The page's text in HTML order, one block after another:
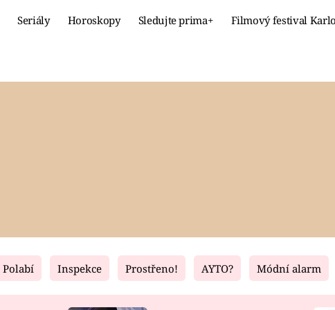
Seriály Horoskopy Sledujte prima+ Filmový festival
Fresh Living
Polabí Inspekce Prostřeno! AYTO? Módní alarm